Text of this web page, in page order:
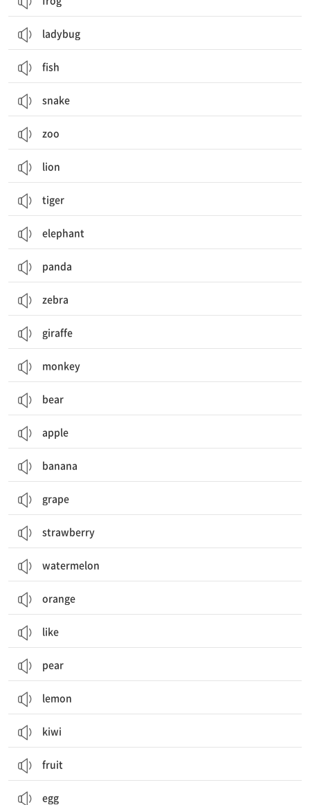
ladybug
fish
snake
zoo
lion
tiger
elephant
panda
zebra
giraffe
monkey
bear
apple
banana
grape
strawberry
watermelon
orange
like
pear
lemon
kiwi
fruit
egg